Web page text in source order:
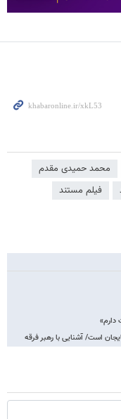
محمد حمیدی مقدم
فیلم مستند
دارم»
است/ آشنایی با رهبر فرقه